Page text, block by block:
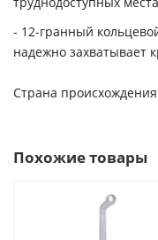
- 12-гранный
надежно захватывает
Страна
Похожие товары